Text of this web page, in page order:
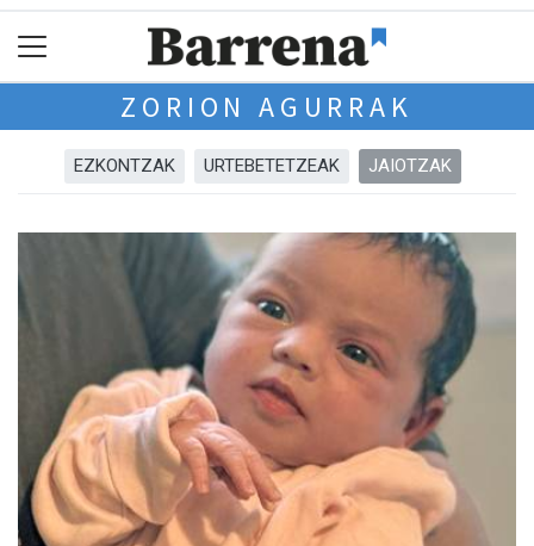
ZORION AGURRAK
EZKONTZAK URTEBETETZEAK JAIOTZAK